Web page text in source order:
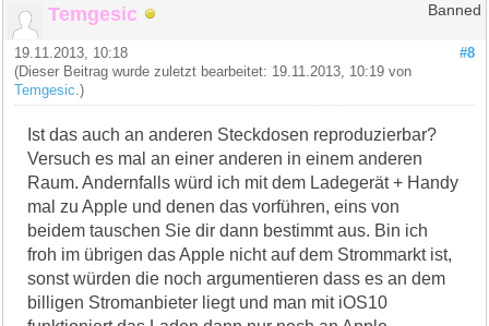
Temgesic Banned
#8
19.11.2013, 10:18
(Dieser Beitrag wurde zuletzt bearbeitet: 19.11.2013, 10:19 von
Temgesic .)
Ist das auch an anderen Steckdosen reproduzierbar?
Versuch es mal an einer anderen in einem anderen
Raum. Andernfalls würd ich mit dem Ladegerät + Handy
mal zu Apple und denen das vorführen, eins von
beidem tauschen Sie dir dann bestimmt aus. Bin ich
froh im übrigen das Apple nicht auf dem Strommarkt ist,
sonst würden die noch argumentieren dass es an dem
billigen Stromanbieter liegt und man mit iOS10